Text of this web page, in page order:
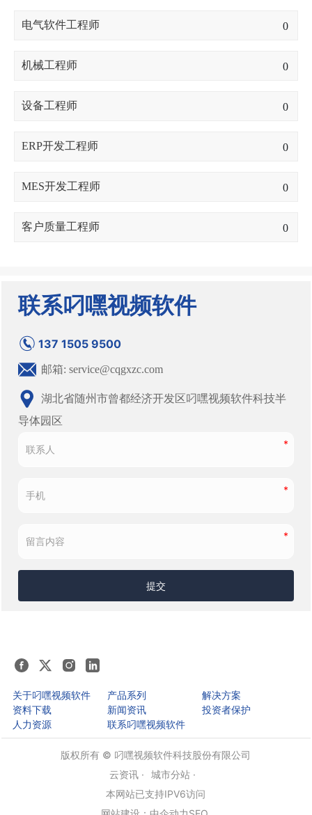
电气软件工程师 0
机械工程师 0
设备工程师 0
ERP开发工程师 0
MES开发工程师 0
客户质量工程师 0
联系叼嘿视频软件
137 1505 9500
邮箱: service@cqgxzc.com
湖北省随州市曾都经济开发区叼嘿视频软件科技半
导体园区
提交
关于叼嘿视频软件 产品系列
解决方案
资料下载
新闻资讯
投资者保护
人力资源
联系叼嘿视频软件
版权所有 © 叼嘿视频软件科技股份有限公司
云资讯 ·
城市分站 ·
本网站已支持IPV6访问